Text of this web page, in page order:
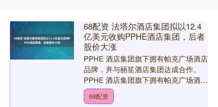
68配资 法塔尔酒店集团拟以12.4
亿美元收购PPHE酒店集团，后者
股价大涨
PPHE 酒店集团旗下拥有帕克广场酒店
品牌，并与丽笙酒店集团达成合作。
PPHE 酒店集团旗下拥有帕克广场酒店
品牌，并与丽笙酒店集团达成合作。该
集团表示，将就此....
68配资